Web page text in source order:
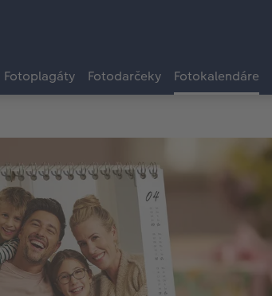
Fotoplagáty Fotodarčeky Fotokalendáre